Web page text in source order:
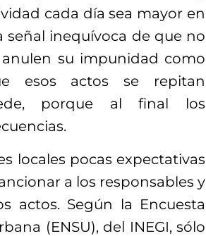
cada día sea mayor en
inequívoca de que no
su impunidad como
esos actos se repitan
porque al final los
locales pocas expectativas
a los responsables y
actos. Según la Encuesta
(ENSU), del INEGI, sólo